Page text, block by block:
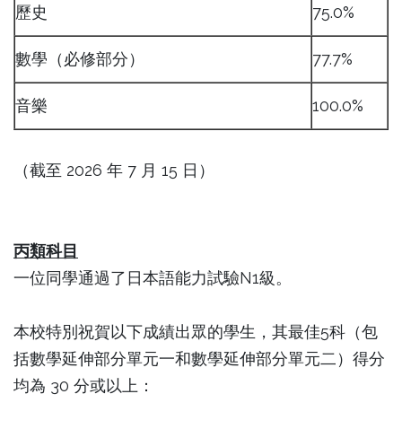
歷史 75.0%
數學（必修部分） 77.7%
音樂 100.0%
（截至 2026 年 7 月 15 日）
丙類科目
一位同學通過了日本語能力試驗N1級。
本校特別祝賀以下成績出眾的學生，其最佳5科（包
括數學延伸部分單元一和數學延伸部分單元二）得分
均為 30 分或以上：